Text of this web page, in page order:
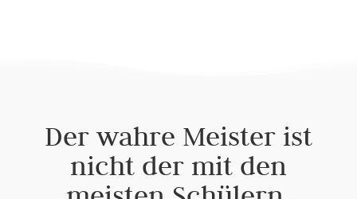
Der wahre Meister ist
nicht der mit den